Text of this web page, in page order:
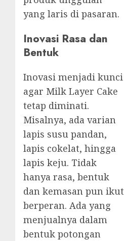
yang laris di pasaran.
Inovasi Rasa dan
Bentuk
Inovasi menjadi kunci
agar Milk Layer Cake
tetap diminati.
Misalnya, ada varian
lapis susu pandan,
lapis cokelat, hingga
lapis keju. Tidak
hanya rasa, bentuk
dan kemasan pun ikut
berperan. Ada yang
menjualnya dalam
bentuk potongan